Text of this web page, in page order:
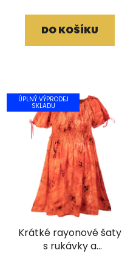
DO KOŠÍKU
ÚPLNÝ VÝPRODEJ
SKLADU
Krátké rayonové šaty
s rukávky a